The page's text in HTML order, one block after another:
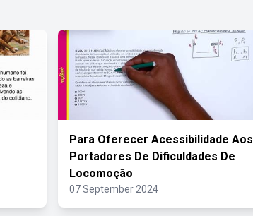
Para Oferecer Acessibilidade Aos
Portadores De Dificuldades De
Locomoção
07 September 2024